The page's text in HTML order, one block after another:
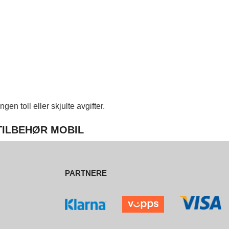
toll eller skjulte avgifter.
MOBIL
PARTNERE